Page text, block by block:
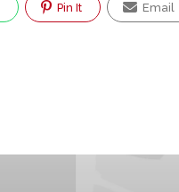
Pin It Email